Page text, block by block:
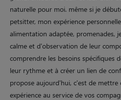
naturelle pour moi. même si je
petsitter, mon expérience
alimentation adaptée, promenades,
calme et d'observation de leur
comprendre les besoins spécifiques
leur rythme et à créer un lien de
propose aujourd'hui, c'est de mettre
expérience au service de vos